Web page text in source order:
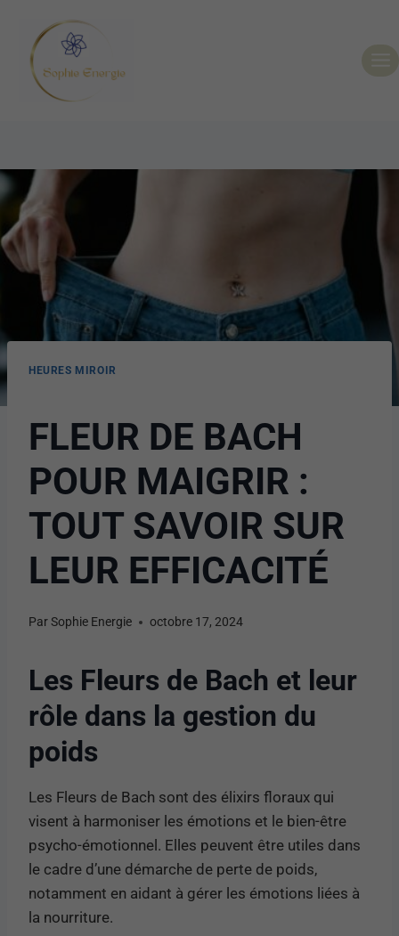
HEURES MIROIR
FLEUR DE BACH
POUR MAIGRIR :
TOUT SAVOIR SUR
LEUR EFFICACITÉ
ParSophie Energie octobre 17, 2024
Les Fleurs de Bach et leur
rôle dans la gestion du
poids
Les Fleurs de Bach sont des élixirs floraux qui
visent à harmoniser les émotions et le bien-être
psycho-émotionnel. Elles peuvent être utiles dans
le cadre d’une démarche de perte de poids,
notamment en aidant à gérer les émotions liées à
la nourriture.